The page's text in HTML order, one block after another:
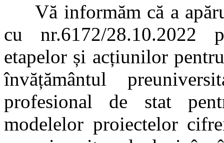
Vă informăm că a
cu nr.6172/28.10.2022
etapelor și acțiunilor
învățământul
profesional de stat
modelelor proiectelor